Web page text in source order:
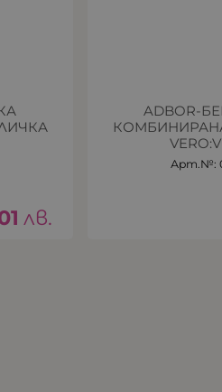
лв.
ADBOR-
Арт.№: